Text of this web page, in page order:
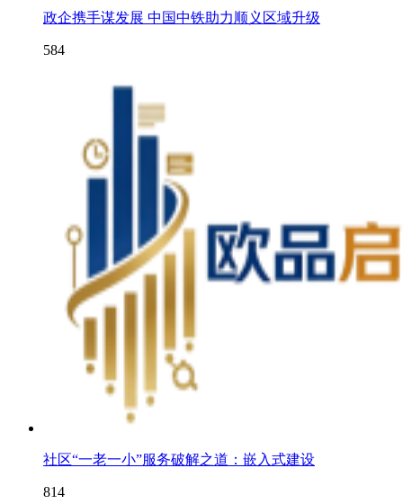
政企携手谋发展 中国中铁助力顺义区域升级
584
社区“一老一小”服务破解之道：嵌入式建设
814